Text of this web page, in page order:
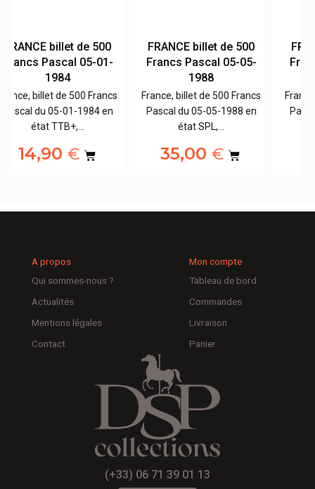
FRANCE billet de 500
Francs Pascal 06-01-
France, billet de 500 Francs
Pascal du 06-01-1983 en
état TTB+,…
14,90
FRANCE billet de 500
Francs Pascal 05-01-
France, billet de 500 Francs
Pascal du 05-01-1984 en
état TTB+,…
14,90
A propos
Qui sommes-nous ?
Actualités
Mentions légales
Contact
Mon compte
Tableau de bord
Commandes
Livraison
Panier
(+33) 06 71 39 01 13